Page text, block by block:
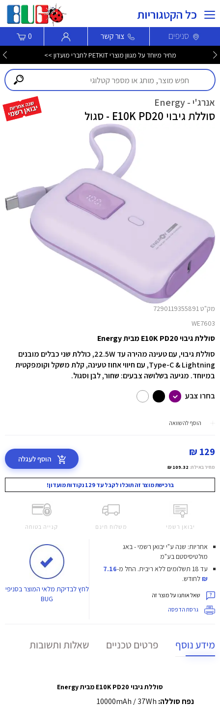
כל הקטגוריות
סניפים צור קשר 0
מחיר מיוחד על מגוון מוצרי PETKIT לחברי מועדון >>
אנרג'י - Energy
סוללת גיבוי E10K PD20 - סגול
מק"ט 7290119355891
WE7603
סוללת גיבוי E10K PD20 מבית Energy
סוללת גיבוי, עם טעינה מהירה עד ‎22.5W‎, כוללת שני כבלים מובנים
‎Type-C & Lightning‎, עם חיווי אחוז טעינה, קלת משקל וקומפקטית
במיוחד. מגיעה בשלושה צבעים: שחור, לבן וסגול.
בחרו צבע
הוסף להשוואה
129 ₪
מחיר באילת: 109.32 ₪
הוסף לעגלה
ברכישת מוצר זה תוכלו לקבל עד 129 נקודות מועדון!
יבואן רשמי משלוח חינם קנייה בטוחה
אחריות: שנה ע"י יבואן רשמי - באג
מולטיסיסטם בע"מ
עד 18 תשלומים ללא ריבית.
החל מ-7.16
₪לחודש.
שאל אותנו על מוצר זה
גרסת הדפסה
לחץלבדיקת מלאי המוצר בסניפי
BUG
מידע נוסף פרטים טכניים שאלות ותשובות
סוללת גיבוי E10K PD20 מבית Energy
נפח סוללה: